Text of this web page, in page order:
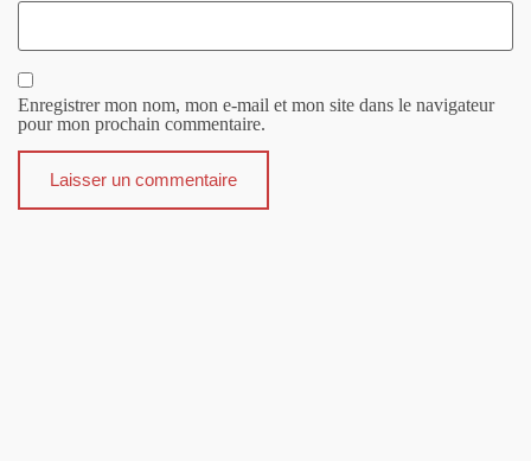
Enregistrer mon nom, mon e-mail et mon site dans le navigateur
pour mon prochain commentaire.